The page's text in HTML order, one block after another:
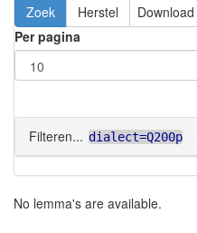
Zoek Herstel
Download
Per pagina
Filteren... dialect=Q200p
No lemma's are available.